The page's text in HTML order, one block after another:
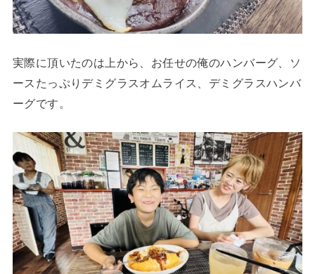
実際に頂いたのは上から、お任せの俺のハンバーグ、ソ
ースたっぷりデミグラスオムライス、デミグラスハンバ
ーグです。